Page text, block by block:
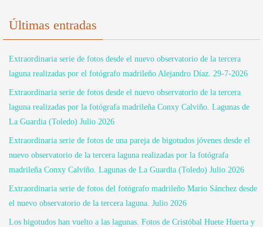
Últimas entradas
Extraordinaria serie de fotos desde el nuevo observatorio de la tercera
laguna realizadas por el fotógrafo madrileño Alejandro Díaz. 29-7-2026
Extraordinaria serie de fotos desde el nuevo observatorio de la tercera
laguna realizadas por la fotógrafa madrileña Conxy Calviño. Lagunas de
La Guardia (Toledo) Julio 2026
Extraordinaria serie de fotos de una pareja de bigotudos jóvenes desde el
nuevo observatorio de la tercera laguna realizadas por la fotógrafa
madrileña Conxy Calviño. Lagunas de La Guardia (Toledo) Julio 2026
Extraordinaria serie de fotos del fotógrafo madrileño Mario Sánchez desde
el nuevo observatorio de la tercera laguna. Julio 2026
Los bigotudos han vuelto a las lagunas. Fotos de Cristóbal Huete Huerta y